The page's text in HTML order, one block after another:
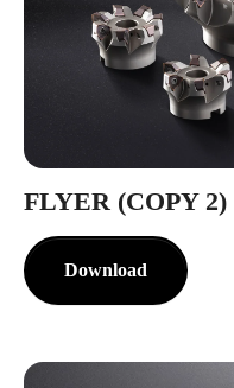
FLYER (COPY 2)
Download